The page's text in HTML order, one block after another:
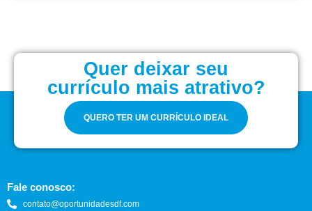
Quer deixar seu
currículo mais atrativo?
QUERO TER UM CURRÍCULO IDEAL
Fale conosco:
contato@oportunidadesdf.com